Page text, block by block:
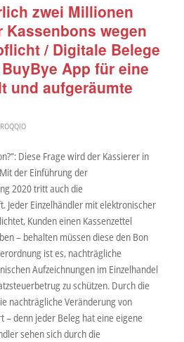
zwei Millionen
Kassenbons wegen
/ Digitale Belege
App für eine
und aufgeräumte
ROQQIO
Diese Frage wird der Kassierer in
der Einführung der
2020 tritt auch die
Jeder Einzelhändler mit elektronischer
Kunden einen Kassenzettel
– behalten müssen diese den Bon
ist es, nachträgliche
Aufzeichnungen im Einzelhandel
zu schützen. Durch die
nachträgliche Veränderung von
– denn jeder Beleg hat eine eigene
sehen sich durch die